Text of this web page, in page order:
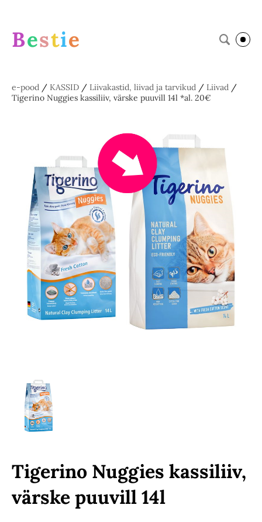
Bestie
e-pood / KASSID / Liivakastid, liivad ja tarvikud / Liivad /
Tigerino Nuggies kassiliiv, värske puuvill 14l *al. 20€
Tigerino Nuggies kassiliiv,
värske puuvill 14l